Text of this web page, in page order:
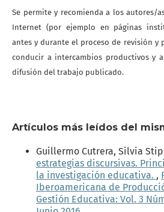
Se permite y recomienda a los autores/
Internet (por ejemplo en páginas
antes y durante el proceso de revisión y
conducir a intercambios productivos y
difusión del trabajo publicado.
Artículos más leídos del
Guillermo Cutrera, Silvia
estrategias discursivas.
la investigación educativa. ,
Iberoamericana de
Gestión Educativa: Vol. 3